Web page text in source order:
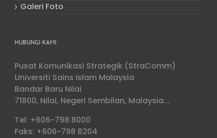
Galeri Foto
HUBUNGI KAMI
Pusat Komunikasi Strategik (StraComm)
Universiti Sains Islam Malaysia
Bandar Baru Nilai
71800, Nilai, Negeri Sembilan, Malaysia...
Tel: +606-798 8000
Faks: +606-798 8204